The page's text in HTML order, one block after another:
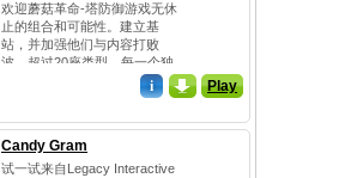
查的日字，在玩文字扭2！...
欢迎蘑菇革命-塔防御游戏无休
止的组合和可能性。建立基
站，并加强他们与内容打败
波。超过20座类型，每一个独
特的效果。您将内置陀螺菌，
升级，使之更强大。你可以购
菌。每个元素的组合有不同的
效果。尝试不同的，看看效果
最好。...
i _ Play
Candy Gram
试一试来自Legacy Interactive